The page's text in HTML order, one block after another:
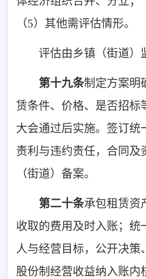
（5）其他需评估情形。
评估由乡镇（街道）
第十九条制定方案明
赁条件、价格、是否招标
大会通过后实施。签订统
责利与违约责任，合同及
（街道）备案。
第二十条承包租赁资
收取的费用及时入账；统
人与经营目标，公开决策
股份制经营收益纳入账内